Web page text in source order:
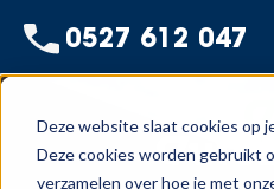
Deze website slaat cookies op
Deze cookies worden gebruikt
verzamelen over hoe je met
0527 612 047